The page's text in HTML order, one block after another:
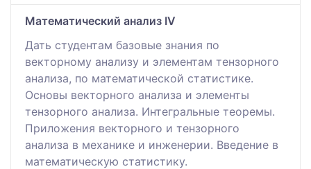
Математический анализ IV
Дать студентам базовые знания по
векторному анализу и элементам тензорного
анализа, по математической статистике.
Основы векторного анализа и элементы
тензорного анализа. Интегральные теоремы.
Приложения векторного и тензорного
анализа в механике и инженерии. Введение в
математическую статистику.